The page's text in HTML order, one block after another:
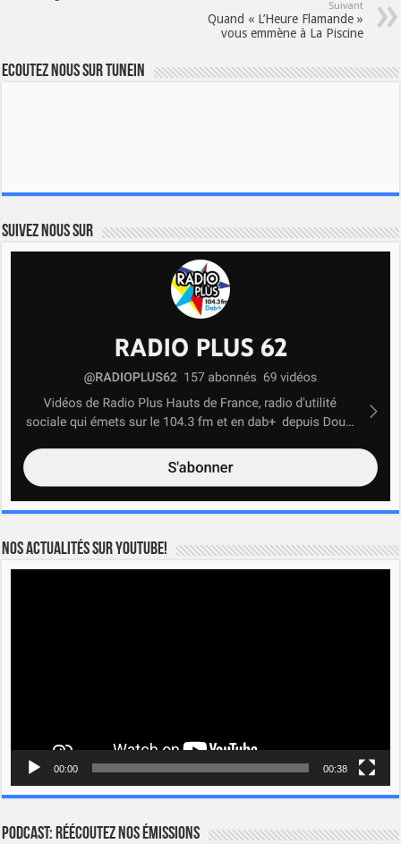
Suivant
Quand « L’Heure Flamande »
vous emmène à La Piscine
Ecoutez nous sur TuneIn
Suivez nous sur
Nos actualités sur YOUTUBE!
00:00 00:38
Podcast: Réécoutez nos émissions